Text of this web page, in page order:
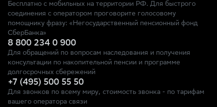
Бесплатно с мобильных на территории РФ. Для быстрого
соединения с оператором проговорите голосовому
помощнику фразу: «Негосударственный пенсионный фонд
СберБанка»
8 800 234 0 900
Для обращений по вопросам наследования и получения
консультации по накопительной пенсии и программе
долгосрочных сбережений
+7 (495) 500 55 50
Для звонков по всему миру, стоимость звонка - по тарифам
вашего оператора связи